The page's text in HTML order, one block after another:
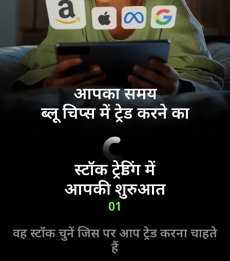
आपका समय
ब्लू चिप्स में ट्रेड करने का
स्टॉक ट्रेडिंग में
आपकी शुरुआत
01
वह स्टॉक चुनें जिस पर आप ट्रेड करना चाहते
हैं